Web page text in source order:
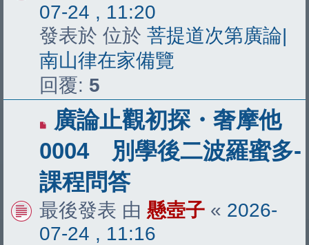
07-24 , 11:20
發表於 位於 菩提道次第廣論|
南山律在家備覽
回覆: 5
有
新
文
章
廣論止觀初探・奢摩他
0004 別學後二波羅蜜多-
課程問答
最後發表 由 懸壺子 « 2026-
07-24 , 11:16